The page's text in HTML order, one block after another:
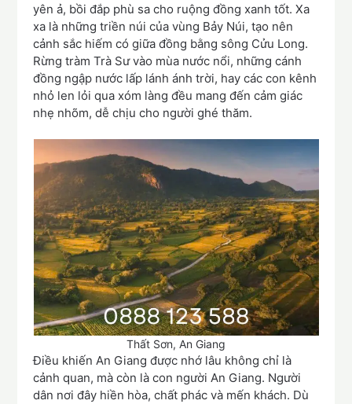
yên ả, bồi đắp phù sa cho ruộng đồng xanh tốt. Xa
xa là những triền núi của vùng Bảy Núi, tạo nên
cảnh sắc hiếm có giữa đồng bằng sông Cửu Long.
Rừng tràm Trà Sư vào mùa nước nổi, những cánh
đồng ngập nước lấp lánh ánh trời, hay các con kênh
nhỏ len lỏi qua xóm làng đều mang đến cảm giác
nhẹ nhõm, dễ chịu cho người ghé thăm.
Thất Sơn, An Giang
Điều khiến An Giang được nhớ lâu không chỉ là
cảnh quan, mà còn là con người An Giang. Người
dân nơi đây hiền hòa, chất phác và mến khách. Dù